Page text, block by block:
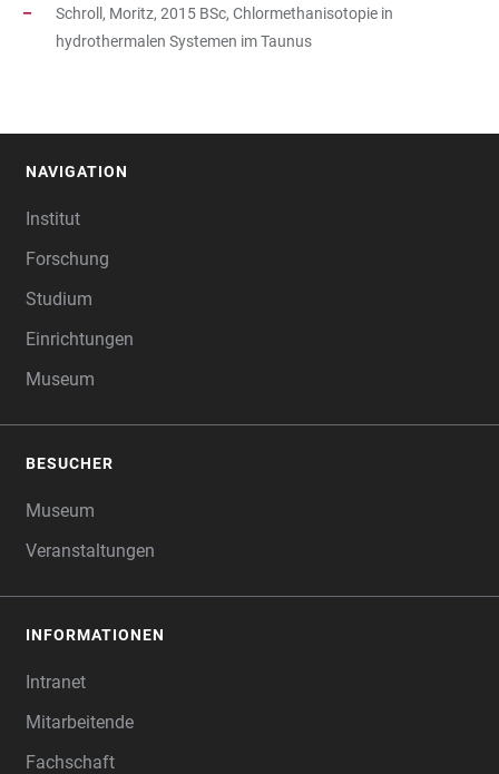
Schroll, Moritz, 2015 BSc, Chlormethanisotopie in
hydrothermalen Systemen im Taunus
NAVIGATION
Institut
Forschung
Studium
Einrichtungen
Museum
BESUCHER
Museum
Veranstaltungen
INFORMATIONEN
Intranet
Mitarbeitende
Fachschaft